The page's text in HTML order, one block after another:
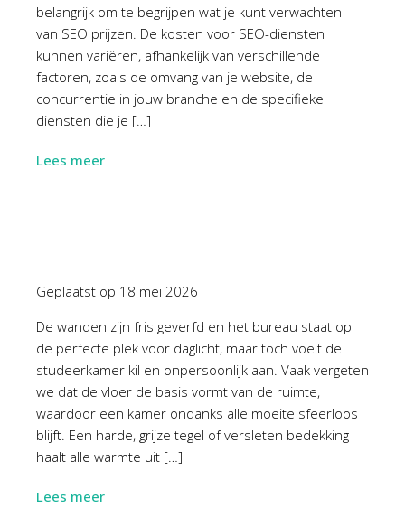
belangrijk om te begrijpen wat je kunt verwachten
van SEO prijzen. De kosten voor SEO-diensten
kunnen variëren, afhankelijk van verschillende
factoren, zoals de omvang van je website, de
concurrentie in jouw branche en de specifieke
diensten die je […]
Lees meer
Geplaatst op 18 mei 2026
De wanden zijn fris geverfd en het bureau staat op
de perfecte plek voor daglicht, maar toch voelt de
studeerkamer kil en onpersoonlijk aan. Vaak vergeten
we dat de vloer de basis vormt van de ruimte,
waardoor een kamer ondanks alle moeite sfeerloos
blijft. Een harde, grijze tegel of versleten bedekking
haalt alle warmte uit […]
Lees meer